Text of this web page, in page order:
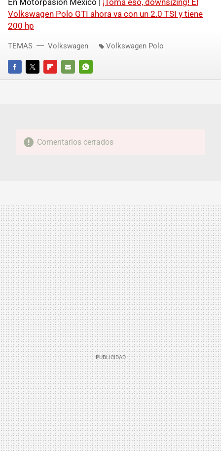
Volkswagen Polo GTI ahora va con un 2.0 TSI y tiene
200 hp
FACEBOOKTWITTERFLIPBOARD
E-
WHATSAPP
TEMAS Volkswagen Volkswagen Polo
Comentarios cerrados